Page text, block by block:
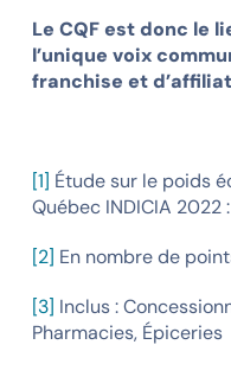
Le CQF est donc le
l’unique voix
franchise et
[1] Étude sur le poids
Québec INDICIA 2022 :
[2] En nombre de
[3] Inclus :
Pharmacies, Épiceries